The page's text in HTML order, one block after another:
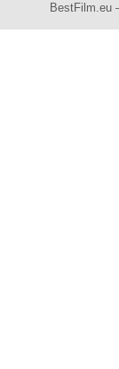
BestFilm.eu